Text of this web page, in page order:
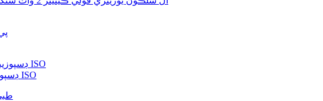
ڊسپوزيبل پي وي سي نيليٽن ڪيٿيٽر سي اي ايف ڊي اي ايم ڊي آر ISO